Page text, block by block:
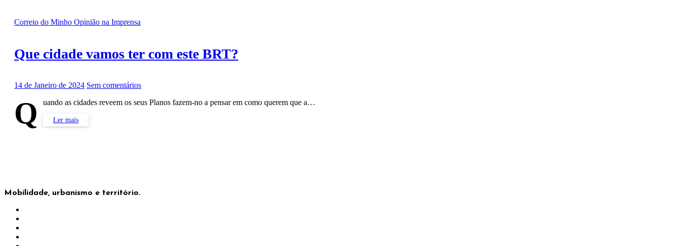
Correio do Minho Opinião na Imprensa
Que cidade vamos ter com este BRT?
14 de Janeiro de 2024 Sem comentários
Q uando as cidades reveem os seus Planos fazem-no a pensar em como querem que a…
Ler mais
Mobilidade, urbanismo e território.